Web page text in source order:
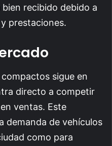
recibido debido a
prestaciones.
sigue en
directo a competir
ventas. Este
demanda de vehículos
como para